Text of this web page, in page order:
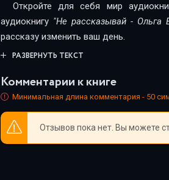
Глава_27
Глава_28
Глава_31
Откройте для себя мир
аудиокнигу "Не рассказывай - Ольга
рассказу изменить ваш день.
РАЗВЕРНУТЬ ТЕКСТ
Комментарии к книге
Минимальная длина комментария - 50
Отзывов пока нет. Вы можете